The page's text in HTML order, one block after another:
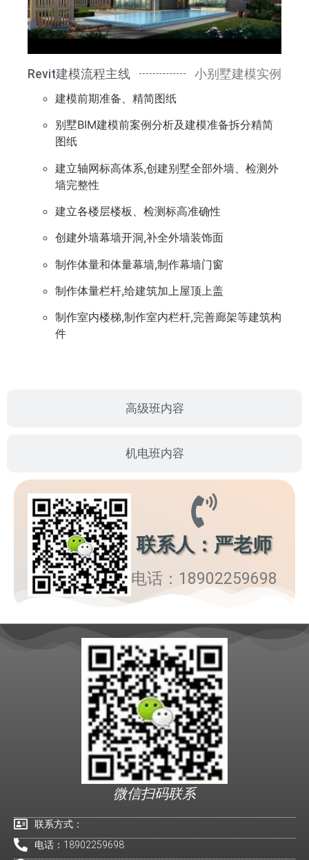
高级班内容
机电班内容
Revit建模流程主线
小别墅建模实例
建模前期准备、精简图纸
别墅BIM建模前案例分析及建模准备拆分精简
图纸
建立轴网标高体系,创建别墅全部外墙、检测外
墙完整性
建立各楼层楼板、检测标高准确性
创建外墙幕墙开洞,补全外墙装饰面
制作体量和体量幕墙,制作幕墙门窗
制作体量栏杆,给建筑加上屋顶上盖
制作室内楼梯,制作室内栏杆,完善廊架等建筑构
件
联系人：严老师
电话：18902259698
微信扫码联系
联系方式：
电话：18902259698